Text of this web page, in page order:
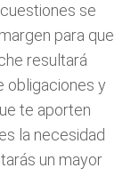
se
para que
resultará
obligaciones y
te aporten
la necesidad
un mayor